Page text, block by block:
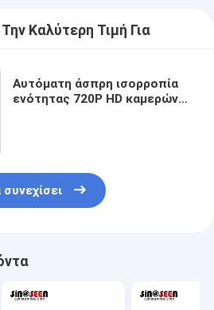
Καλύτερη Τιμή Για
Αυτόματη άσπρη ισορροπία
ενότητας 720P HD καμερών